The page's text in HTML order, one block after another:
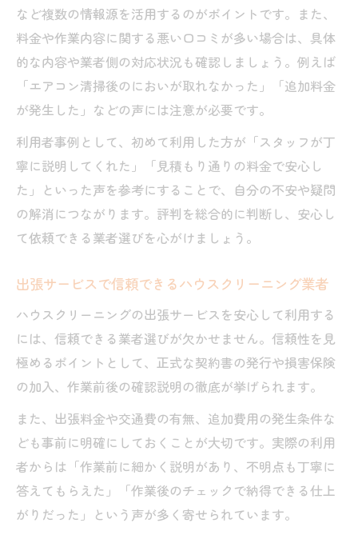
など複数の情報源を活用するのがポイントです。また、
料金や作業内容に関する悪い口コミが多い場合は、具体
的な内容や業者側の対応状況も確認しましょう。例えば
「エアコン清掃後のにおいが取れなかった」「追加料金
が発生した」などの声には注意が必要です。
利用者事例として、初めて利用した方が「スタッフが丁
寧に説明してくれた」「見積もり通りの料金で安心し
た」といった声を参考にすることで、自分の不安や疑問
の解消につながります。評判を総合的に判断し、安心し
て依頼できる業者選びを心がけましょう。
出張サービスで信頼できるハウスクリーニング業者
ハウスクリーニングの出張サービスを安心して利用する
には、信頼できる業者選びが欠かせません。信頼性を見
極めるポイントとして、正式な契約書の発行や損害保険
の加入、作業前後の確認説明の徹底が挙げられます。
また、出張料金や交通費の有無、追加費用の発生条件な
ども事前に明確にしておくことが大切です。実際の利用
者からは「作業前に細かく説明があり、不明点も丁寧に
答えてもらえた」「作業後のチェックで納得できる仕上
がりだった」という声が多く寄せられています。